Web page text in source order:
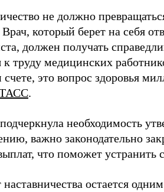
не должно
Врач, который берет на себя
должен получать
труду медицинских
это вопрос здоровья
.
необходимость
важно законодательно
что поможет
остается